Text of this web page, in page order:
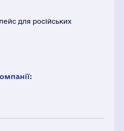
для російських